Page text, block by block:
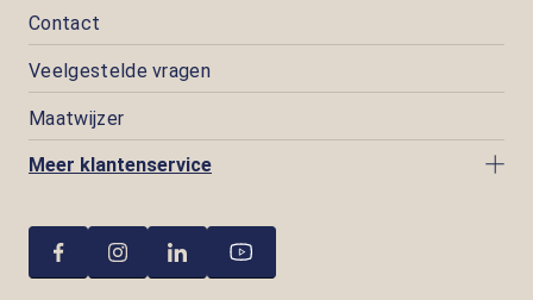
Contact
Veelgestelde vragen
Maatwijzer
Meer klantenservice